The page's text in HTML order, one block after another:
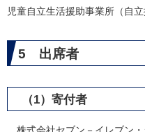
児童自立生活援助事業所（自
5 出席者
（1）寄付者